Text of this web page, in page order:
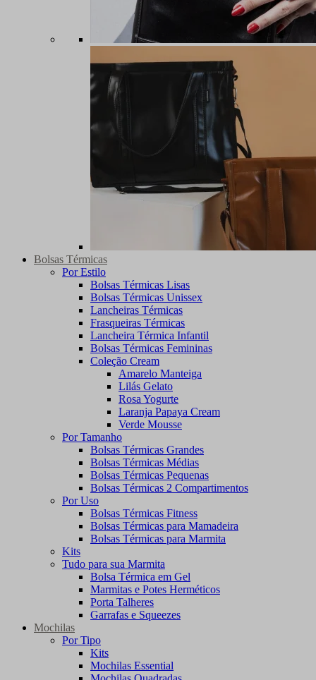
Bolsas Térmicas
Por Estilo
Bolsas Térmicas Lisas
Bolsas Térmicas Unissex
Lancheiras Térmicas
Frasqueiras Térmicas
Lancheira Térmica Infantil
Bolsas Térmicas Femininas
Coleção Cream
Amarelo Manteiga
Lilás Gelato
Rosa Yogurte
Laranja Papaya Cream
Verde Mousse
Por Tamanho
Bolsas Térmicas Grandes
Bolsas Térmicas Médias
Bolsas Térmicas Pequenas
Bolsas Térmicas 2 Compartimentos
Por Uso
Bolsas Térmicas Fitness
Bolsas Térmicas para Mamadeira
Bolsas Térmicas para Marmita
Kits
Tudo para sua Marmita
Bolsa Térmica em Gel
Marmitas e Potes Herméticos
Porta Talheres
Garrafas e Squeezes
Mochilas
Por Tipo
Kits
Mochilas Essential